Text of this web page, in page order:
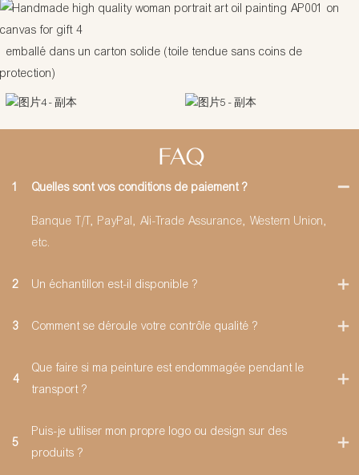
emballé dans un carton solide (toile tendue sans coins de
protection)
FAQ
1 Quelles sont vos conditions de paiement ?
Banque T/T, PayPal, Ali-Trade Assurance, Western Union,
etc.
2 Un échantillon est-il disponible ?
3 Comment se déroule votre contrôle qualité ?
4
Que faire si ma peinture est endommagée pendant le
transport ?
5
Puis-je utiliser mon propre logo ou design sur des
produits ?